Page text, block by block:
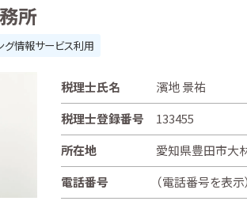
所
グ情報サービス利用
税理士氏名
濱地 景祐
税理士登録番号
133455
所在地
愛知県豊田市大
電話番号
（電話番号を表示）